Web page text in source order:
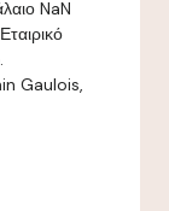
NaN
Gaulois,